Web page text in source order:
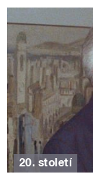
20. století